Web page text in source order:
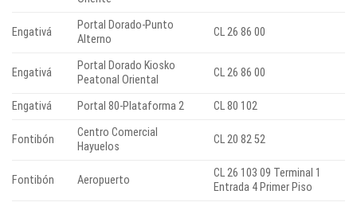
Engativá
Portal Dorado-Punto
Alterno
CL 26 86 00
Engativá
Portal Dorado Kiosko
Peatonal Oriental
CL 26 86 00
Engativá Portal 80-Plataforma 2 CL 80 102
Fontibón
Centro Comercial
Hayuelos
CL 20 82 52
Fontibón Aeropuerto
CL 26 103 09 Terminal 1
Entrada 4 Primer Piso